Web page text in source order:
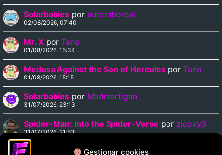
Gestionar cookies
Solarbabies por auroraboreal
02/08/2026, 07:40
Mr. X por Tano
01/08/2026, 15:34
Medusa Against the Son of Hercules por Tano
01/08/2026, 15:15
Solarbabies por Madmartigan
31/07/2026, 23:13
Spider-Man: Into the Spider-Verse por zicoxy3
31/07/2026, 21:53
Arrival zicoxy3